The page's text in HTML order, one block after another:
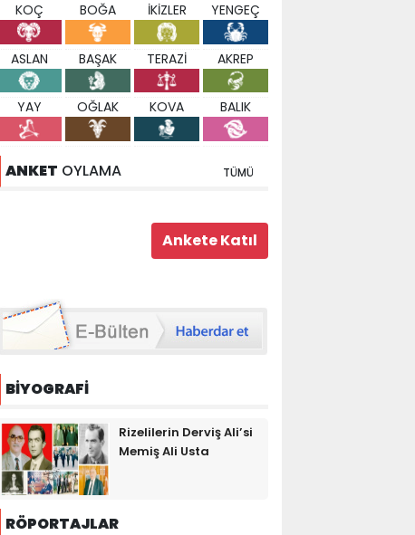
KOÇ BOĞA İKİZLER YENGEÇ
ASLAN BAŞAK TERAZİ AKREP
YAY OĞLAK KOVA BALIK
ANKET OYLAMA TÜMÜ
BİYOGRAFİ
Rizelilerin Derviş Ali’si
Memiş Ali Usta
RÖPORTAJLAR